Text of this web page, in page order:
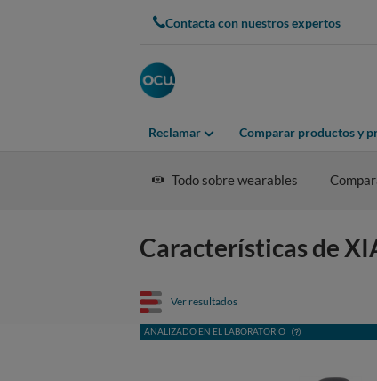
Contacta con nuestros expertos
Reclamar Comparar productos y
Todo sobre wearables
Características de
Ver resultados
ANALIZADO EN EL LABORATORIO